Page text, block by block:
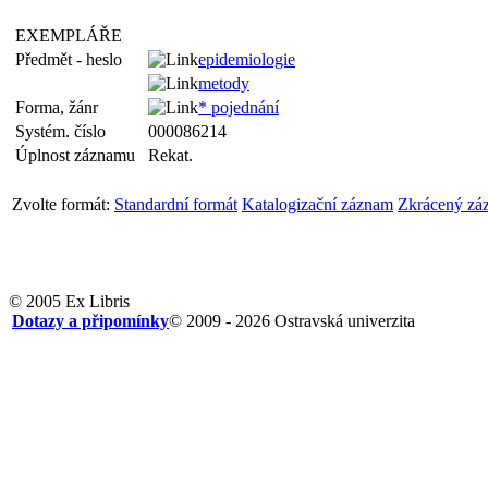
EXEMPLÁŘE
Předmět - heslo
epidemiologie
metody
Forma, žánr
* pojednání
Systém. číslo
000086214
Úplnost záznamu
Rekat.
Zvolte formát: Standardní formát Katalogizační záznam Zkrácený
© 2005 Ex Libris
© 2009 - 2026 Ostravská univerzita
Dotazy a připomínky